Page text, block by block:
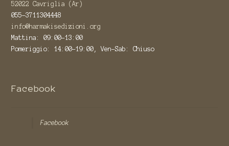
52022 Cavriglia (Ar)
055-3711304448
info@harmakisedizioni.org
Mattina: 09:00-13:00
Pomeriggio: 14:00-19:00, Ven-Sab: Chiuso
Facebook
Facebook